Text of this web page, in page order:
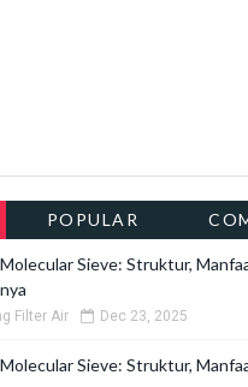
POPULAR
Sieve: Struktur,
Filter Air Dec 23, 2025
Sieve: Struktur,